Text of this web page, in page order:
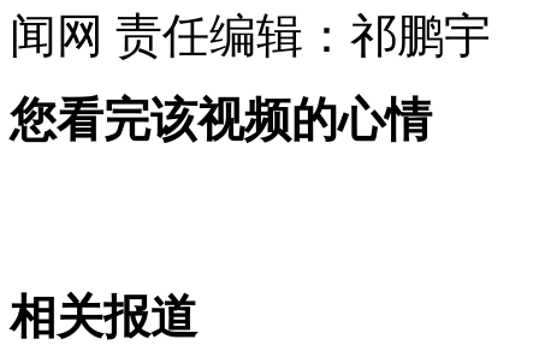
女孩北京地铁殴打老人 痛下狠手拳打脚踢
闻网 责任编辑：祁鹏宇
您看完该视频的心情
相关报道